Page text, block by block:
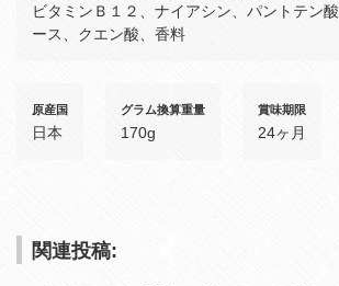
ビタミンＢ１２、ナイアシン、パントテン
ース、クエン酸、香料
原産国
日本
グラム換算重量
170g
賞味期限
24ヶ月
関連投稿: